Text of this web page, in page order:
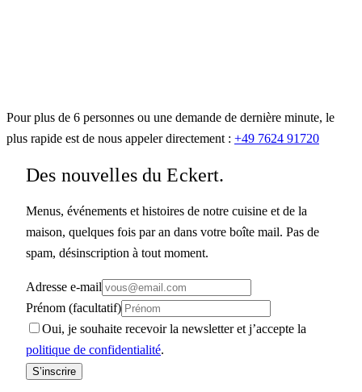
Pour plus de 6 personnes ou une demande de dernière minute, le
plus rapide est de nous appeler directement : +49 7624 91720
Des nouvelles du Eckert.
Menus, événements et histoires de notre cuisine et de la
maison, quelques fois par an dans votre boîte mail. Pas de
spam, désinscription à tout moment.
Adresse e-mail
Prénom (facultatif)
Oui, je souhaite recevoir la newsletter et j’accepte la
politique de confidentialité.
S’inscrire